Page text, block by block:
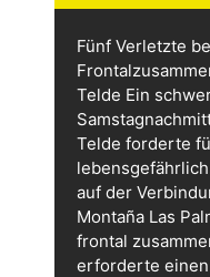
Fünf Verletzte
Telde Ein
Telde forderte
auf der
Montaña Las
frontal
erforderte